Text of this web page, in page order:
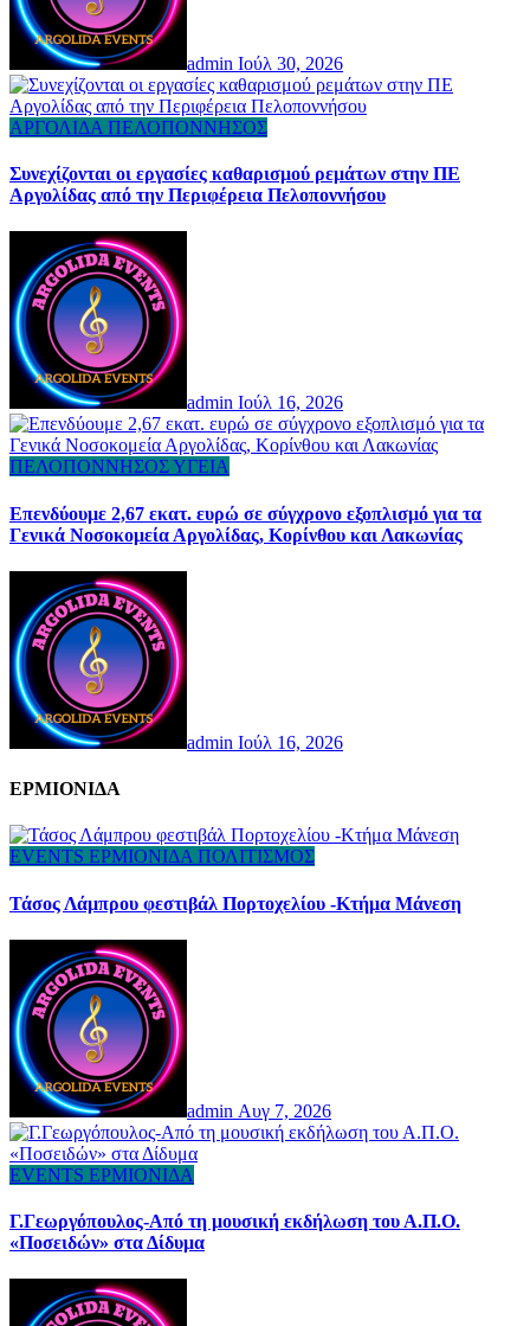
admin Ιούλ 30, 2026
ΑΡΓΟΛΙΔΑ ΠΕΛΟΠΟΝΝΗΣΟΣ
Συνεχίζονται οι εργασίες καθαρισμού ρεμάτων στην ΠΕ
Αργολίδας από την Περιφέρεια Πελοποννήσου
admin Ιούλ 16, 2026
ΠΕΛΟΠΟΝΝΗΣΟΣΥΓΕΙΑ
Επενδύουμε 2,67 εκατ. ευρώ σε σύγχρονο εξοπλισμό για τα
Γενικά Νοσοκομεία Αργολίδας, Κορίνθου και Λακωνίας
admin Ιούλ 16, 2026
ΕΡΜΙΟΝΙΔΑ
EVENTS ΕΡΜΙΟΝΙΔΑ ΠΟΛΙΤΙΣΜΟΣ
Τάσος Λάμπρου φεστιβάλ Πορτοχελίου -Κτήμα Μάνεση
admin Αυγ 7, 2026
EVENTS ΕΡΜΙΟΝΙΔΑ
Γ.Γεωργόπουλος-Από τη μουσική εκδήλωση του Α.Π.Ο.
«Ποσειδών» στα Δίδυμα